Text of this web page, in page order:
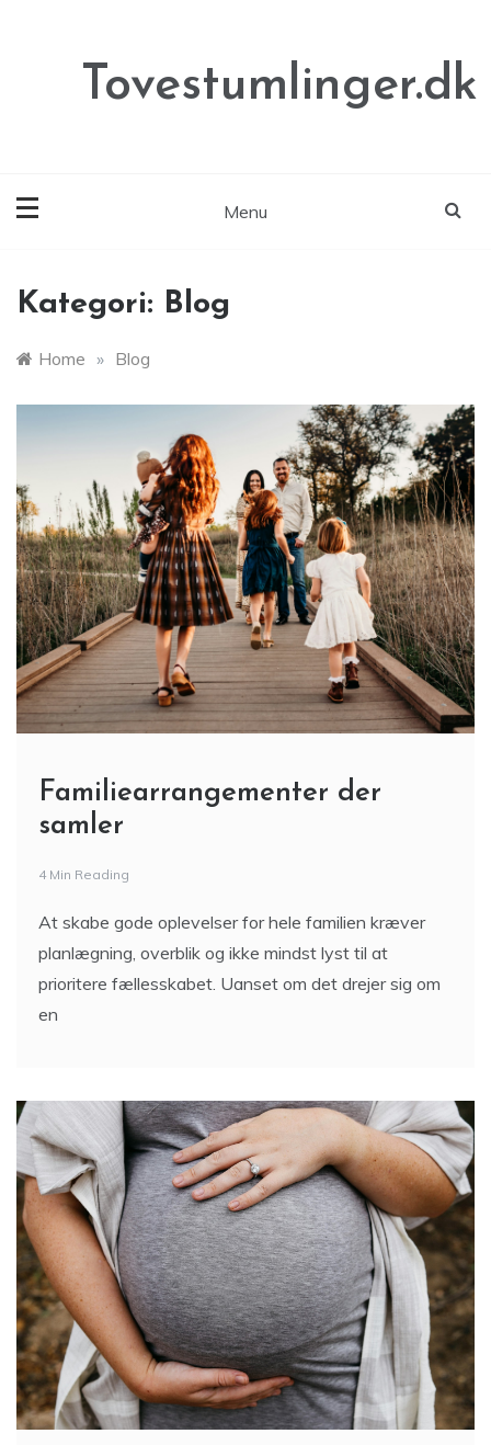
Tovestumlinger.dk
Menu
Kategori: Blog
Home » Blog
Familiearrangementer der
samler
4 Min Reading
At skabe gode oplevelser for hele familien kræver
planlægning, overblik og ikke mindst lyst til at
prioritere fællesskabet. Uanset om det drejer sig om
en